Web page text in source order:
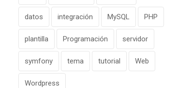
datos integración MySQL PHP
plantilla Programación servidor
symfony tema tutorial Web
Wordpress